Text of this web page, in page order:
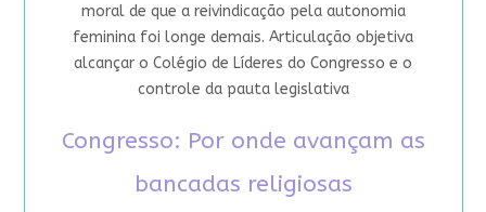
moral de que a reivindicação pela autonomia
feminina foi longe demais. Articulação objetiva
alcançar o Colégio de Líderes do Congresso e o
controle da pauta legislativa
Congresso: Por onde avançam as
bancadas religiosas